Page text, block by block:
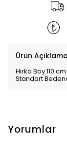
Ürün
Hırka Boy 110 cm
Standart
Yorumlar